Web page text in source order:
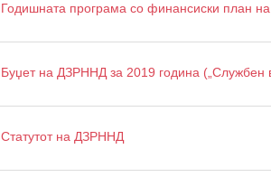
Годишната програма со финансиски план
Буџет на ДЗРННД за 2019 година („Службен
Статутот на ДЗРННД